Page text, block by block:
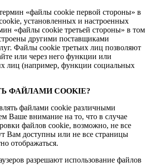
«файлы cookie первой стороны» в
установленных и настроенных
«файлы cookie третьей стороны» в том
другими поставщиками
Файлы cookie третьих лиц позволяют
или через него функции или
лиц (например, функции социальных
ФАЙЛАМИ COOKIE?
файлами cookie различными
Ваше внимание на то, что в случае
файлов cookie, возможно, не все
Вам доступны или не все страницы
отображаться.
разрешают использование файлов